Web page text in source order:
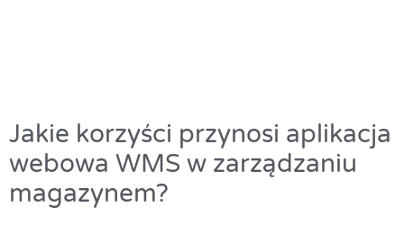
Jakie korzyści przynosi aplikacja
webowa WMS w zarządzaniu
magazynem?